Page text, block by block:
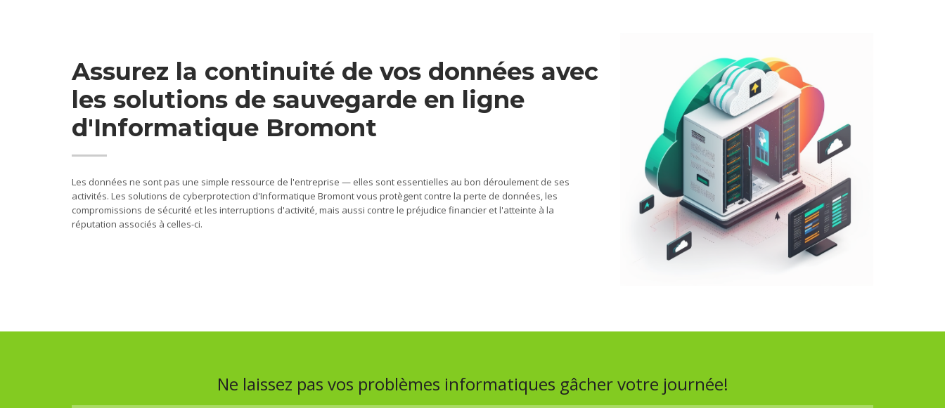
Assurez la continuité de vos données avec
les solutions de sauvegarde en ligne
d'Informatique Bromont
Les données ne sont pas une simple ressource de l'entreprise — elles sont essentielles au bon déroulement de ses
activités. Les solutions de cyberprotection d'Informatique Bromont vous protègent contre la perte de données, les
compromissions de sécurité et les interruptions d'activité, mais aussi contre le préjudice financier et l'atteinte à la
réputation associés à celles-ci.
Ne laissez pas vos problèmes informatiques gâcher votre journée!